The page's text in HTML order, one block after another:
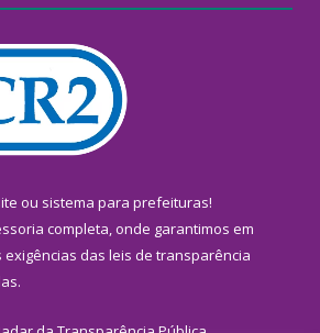
ou sistema para prefeituras!
completa, onde garantimos em
das leis de transparência